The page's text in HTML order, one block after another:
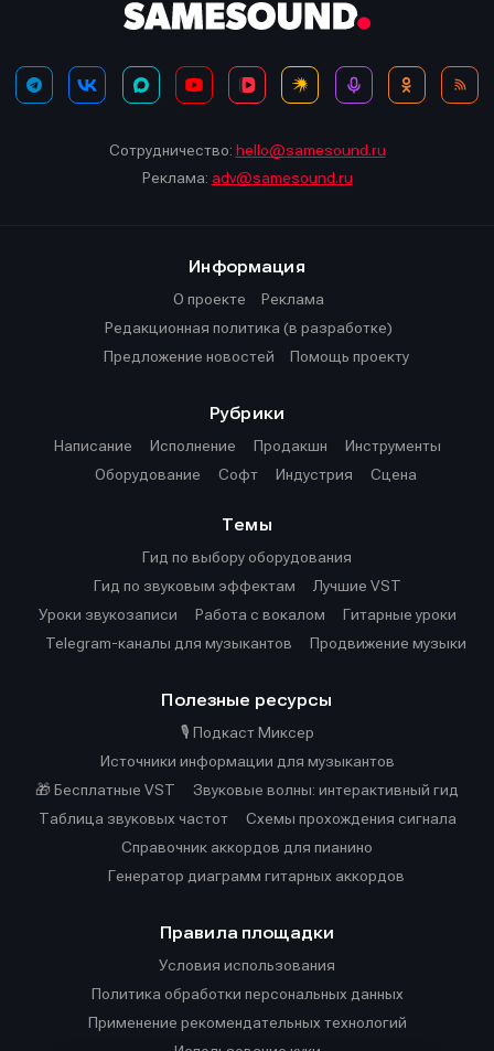
Сотрудничество: hello@samesound.ru
Реклама: adv@samesound.ru
Информация
О проекте
Реклама
Редакционная политика (в разработке)
Предложение новостей
Помощь проекту
Рубрики
Написание
Исполнение Продакшн
Инструменты
Оборудование
Софт Индустрия Сцена
Темы
Гид по выбору оборудования
Гид по звуковым эффектам
Лучшие VST
Уроки звукозаписи
Работа с вокалом
Гитарные уроки
Telegram-каналы для музыкантов
Продвижение музыки
Полезные ресурсы
🎙️ Подкаст Миксер
Источники информации для музыкантов
🎁 Бесплатные VST
Звуковые волны: интерактивный гид
Таблица звуковых частот
Cхемы прохождения сигнала
Справочник аккордов для пианино
Генератор диаграмм гитарных аккордов
Правила площадки
Условия использования
Политика обработки персональных данных
Применение рекомендательных технологий